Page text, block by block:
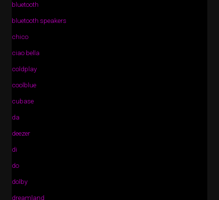
bluetooth
bluetooth speakers
chico
ciao bella
coldplay
coolblue
cubase
da
deezer
di
do
dolby
dreamland